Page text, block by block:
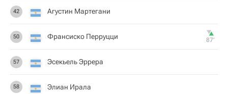
42 Агустин Мартегани
50 Франсиско Перруцци 87‎’‎
57 Эсекьель Эррера
58 Элиан Ирала